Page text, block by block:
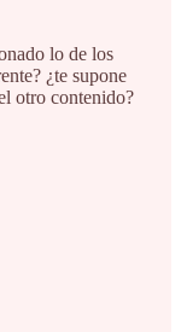
lo de los
¿te supone
otro contenido?